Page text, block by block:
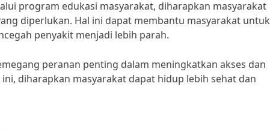
program edukasi masyarakat, diharapkan masyarakat
diperlukan. Hal ini dapat membantu masyarakat untuk
penyakit menjadi lebih parah.
peranan penting dalam meningkatkan akses dan
diharapkan masyarakat dapat hidup lebih sehat dan